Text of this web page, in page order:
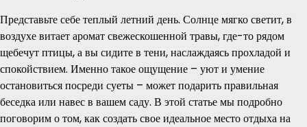
Представьте себе теплый летний день. Солнце мягко светит, в
воздухе витает аромат свежескошенной травы, где-то рядом
щебечут птицы, а вы сидите в тени, наслаждаясь прохладой и
спокойствием. Именно такое ощущение – уют и умение
остановиться посреди суеты – может подарить правильная
беседка или навес в вашем саду. В этой статье мы подробно
поговорим о том, как создать свое идеальное место отдыха на